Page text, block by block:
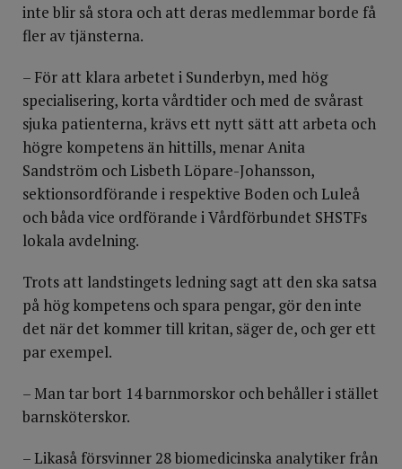
inte blir så stora och att deras medlemmar borde få
fler av tjänsterna.
– För att klara arbetet i Sunderbyn, med hög
specialisering, korta vårdtider och med de svårast
sjuka patienterna, krävs ett nytt sätt att arbeta och
högre kompetens än hittills, menar Anita
Sandström och Lisbeth Löpare-Johansson,
sektionsordförande i respektive Boden och Luleå
och båda vice ordförande i Vårdförbundet SHSTFs
lokala avdelning.
Trots att landstingets ledning sagt att den ska satsa
på hög kompetens och spara pengar, gör den inte
det när det kommer till kritan, säger de, och ger ett
par exempel.
– Man tar bort 14 barnmorskor och behåller i stället
barnsköterskor.
– Likaså försvinner 28 biomedicinska analytiker från